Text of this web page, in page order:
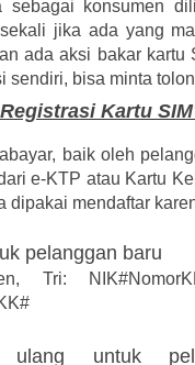
konsumen
jika ada yang
ada aksi bakar kartu
sendiri, bisa minta
Kartu
baik oleh
e-KTP atau Kartu
dipakai mendaftar
pelanggan baru
Tri:
ulang untuk